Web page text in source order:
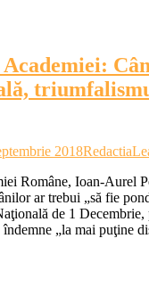
2018Redactia
Române, Ioan-Aurel
ar trebui „să fie
de 1 Decembrie,
îndemne „la mai puţine